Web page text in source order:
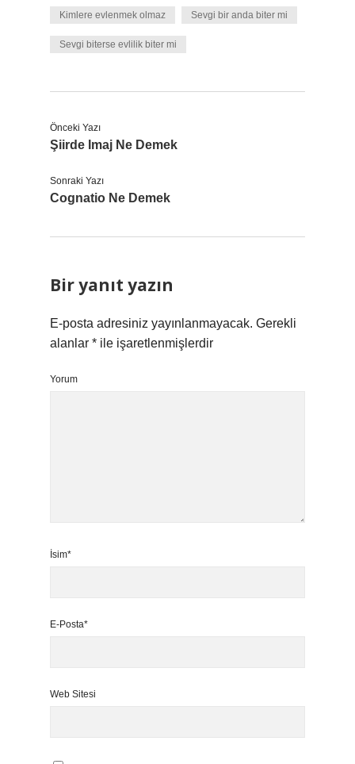
Kimlere evlenmek olmaz Sevgi bir anda biter mi
Sevgi biterse evlilik biter mi
Önceki Yazı
Şiirde Imaj Ne Demek
Sonraki Yazı
Cognatio Ne Demek
Bir yanıt yazın
E-posta adresiniz yayınlanmayacak. Gerekli
alanlar * ile işaretlenmişlerdir
Yorum
İsim*
E-Posta*
Web Sitesi